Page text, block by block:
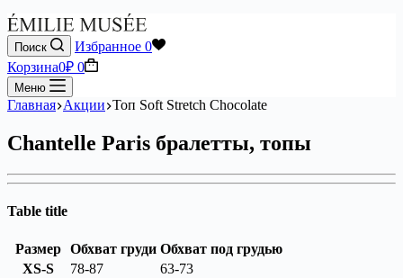
Поиск Избранное 0
Корзина0₽ 0
Меню
Главная Акции Топ Soft Stretch Chocolate
Chantelle Paris бралетты, топы
Table title
Размер Обхват груди Обхват под грудью
XS-S
78-87
63-73